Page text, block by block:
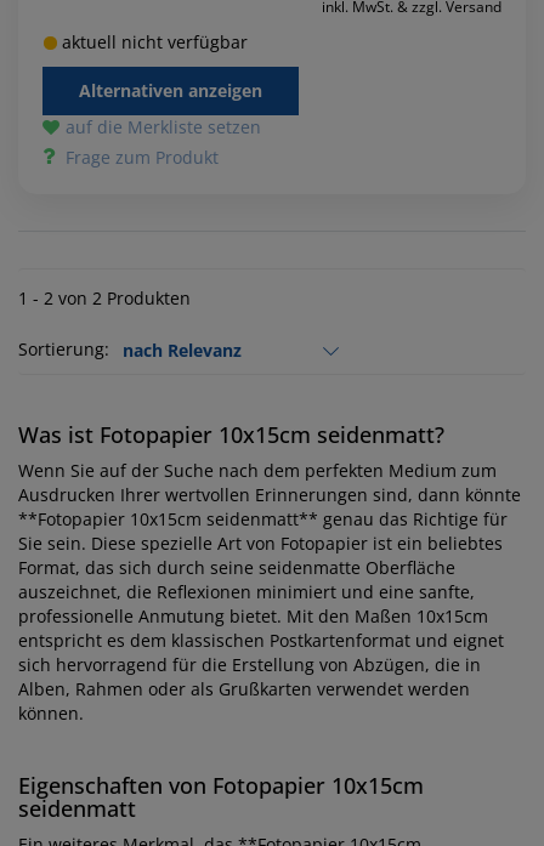
inkl. MwSt. & zzgl. Versand
aktuell nicht verfügbar
Alternativen anzeigen
auf die Merkliste setzen
Frage zum Produkt
1 - 2 von 2 Produkten
Sortierung:
Was ist Fotopapier 10x15cm seidenmatt?
Wenn Sie auf der Suche nach dem perfekten Medium zum
Ausdrucken Ihrer wertvollen Erinnerungen sind, dann könnte
**Fotopapier 10x15cm seidenmatt** genau das Richtige für
Sie sein. Diese spezielle Art von Fotopapier ist ein beliebtes
Format, das sich durch seine seidenmatte Oberfläche
auszeichnet, die Reflexionen minimiert und eine sanfte,
professionelle Anmutung bietet. Mit den Maßen 10x15cm
entspricht es dem klassischen Postkartenformat und eignet
sich hervorragend für die Erstellung von Abzügen, die in
Alben, Rahmen oder als Grußkarten verwendet werden
können.
Eigenschaften von Fotopapier 10x15cm
seidenmatt